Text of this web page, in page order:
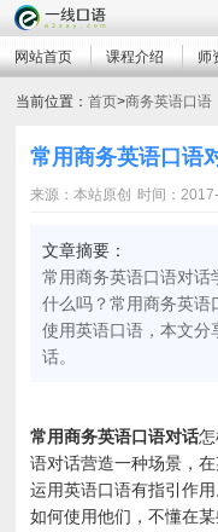
网站首页 课程介绍 师
当前位置：首页>商务英语口语
常用商务英语口语
来源：本站原创 时间：
文章摘要：
常用商务英语口语对话
什么吗？常用商务英语
使用英语口语，本文分
话。
常用商务英语口语对话
语对话营造一种场景，
运用英语口语有指引作
如何使用他们，不懂在